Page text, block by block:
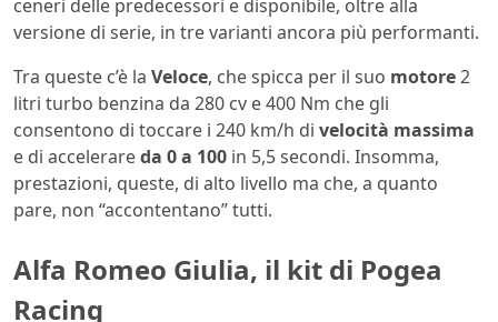
ceneri delle predecessori e disponibile, oltre alla
versione di serie, in tre varianti ancora più performanti.
Tra queste c’è la Veloce, che spicca per il suo motore2
litri turbo benzina da 280 cv e 400 Nm che gli
consentono di toccare i 240 km/h di velocità massima
e di accelerareda 0 a 100 in 5,5 secondi. Insomma,
prestazioni, queste, di alto livello ma che, a quanto
pare, non “accontentano” tutti.
Alfa Romeo Giulia, il kit di Pogea
Racing